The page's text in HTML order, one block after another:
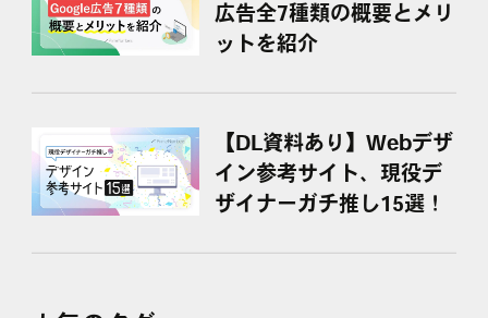
広告全7種類の概要とメリ
ットを紹介
【DL資料あり】Webデザ
イン参考サイト、現役デ
ザイナーガチ推し15選！